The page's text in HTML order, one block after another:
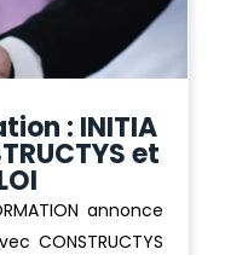
: INITIA
et
annonce
CONSTRUCTYS